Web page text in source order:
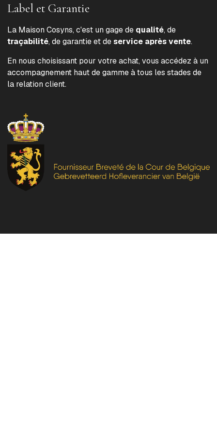
Label et Garantie
La Maison Cosyns, c'est un gage de qualité, de
traçabilité, de garantie et deservice après vente.
En nous choisissant pour votre achat, vous accédez à un
accompagnement haut de gamme à tous les stades de
la relation client.